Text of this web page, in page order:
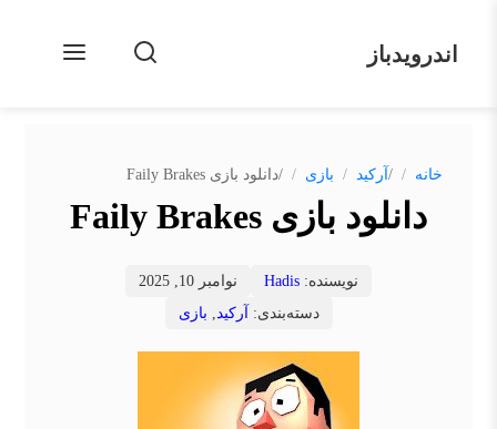
اندرویدباز
خانه / آرکید بازی /دانلود بازی Faily Brakes
دانلود بازی Faily Brakes
نویسنده: Hadis
نوامبر 10, 2025
دسته‌بندی:
آرکید, بازی